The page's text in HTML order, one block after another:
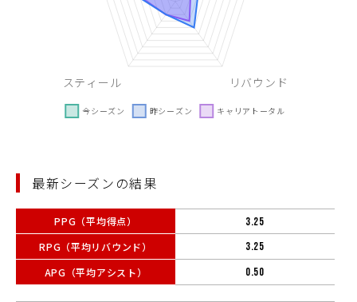
最新シーズンの結果
PPG（平均得点）
RPG（平均リバウンド）
APG（平均アシスト）
3.25
3.25
0.50